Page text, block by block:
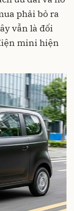
phải bỏ ra
vẫn là đối
mini hiện